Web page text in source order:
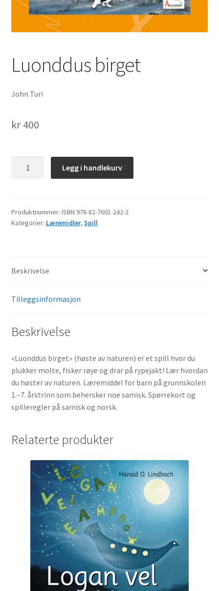
Film
Musikk
Priser og nominasjoner
Luonddus birget
John Turi
kr400
Legg i handlekurv
Produktnummer: ISBN 978-82-7601-242-2
Kategorier: Læremidler, Spill
Beskrivelse
Tilleggsinformasjon
Beskrivelse
«Luonddus birget» (høste av naturen) er et spill hvor du
plukker molte, fisker røye og drar på rypejakt! Lær hvordan
du høster av naturen. Læremiddel for barn på grunnskolen
1.–7. årstrinn som behersker noe samisk. Spørrekort og
spilleregler på samisk og norsk.
Relaterte produkter